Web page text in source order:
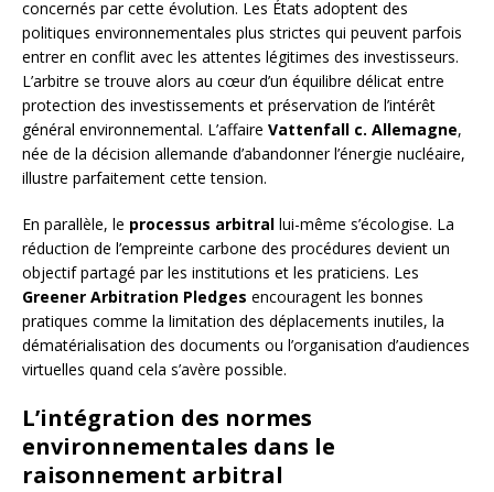
concernés par cette évolution. Les États adoptent des
politiques environnementales plus strictes qui peuvent parfois
entrer en conflit avec les attentes légitimes des investisseurs.
L’arbitre se trouve alors au cœur d’un équilibre délicat entre
protection des investissements et préservation de l’intérêt
général environnemental. L’affaire Vattenfall c. Allemagne,
née de la décision allemande d’abandonner l’énergie nucléaire,
illustre parfaitement cette tension.
En parallèle, le processus arbitral lui-même s’écologise. La
réduction de l’empreinte carbone des procédures devient un
objectif partagé par les institutions et les praticiens. Les
Greener Arbitration Pledges encouragent les bonnes
pratiques comme la limitation des déplacements inutiles, la
dématérialisation des documents ou l’organisation d’audiences
virtuelles quand cela s’avère possible.
L’intégration des normes
environnementales dans le
raisonnement arbitral